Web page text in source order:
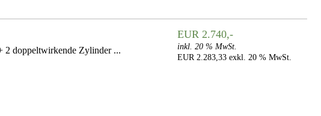
2 doppeltwirkende Zylinder ...
EUR 2.740,-
inkl. 20 % MwSt.
EUR 2.283,33 exkl. 20 % MwSt.